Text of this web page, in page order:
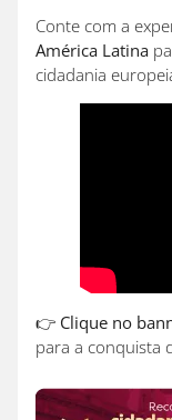
Conte com a
América Latina
cidadania
👉 Clique no
para a conquista